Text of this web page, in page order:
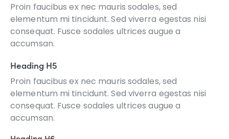
Proin faucibus ex nec mauris sodales, sed
elementum mi tincidunt. Sed viverra egestas nisi
consequat. Fusce sodales ultrices augue a
accumsan.
Heading H5
Proin faucibus ex nec mauris sodales, sed
elementum mi tincidunt. Sed viverra egestas nisi
consequat. Fusce sodales ultrices augue a
accumsan.